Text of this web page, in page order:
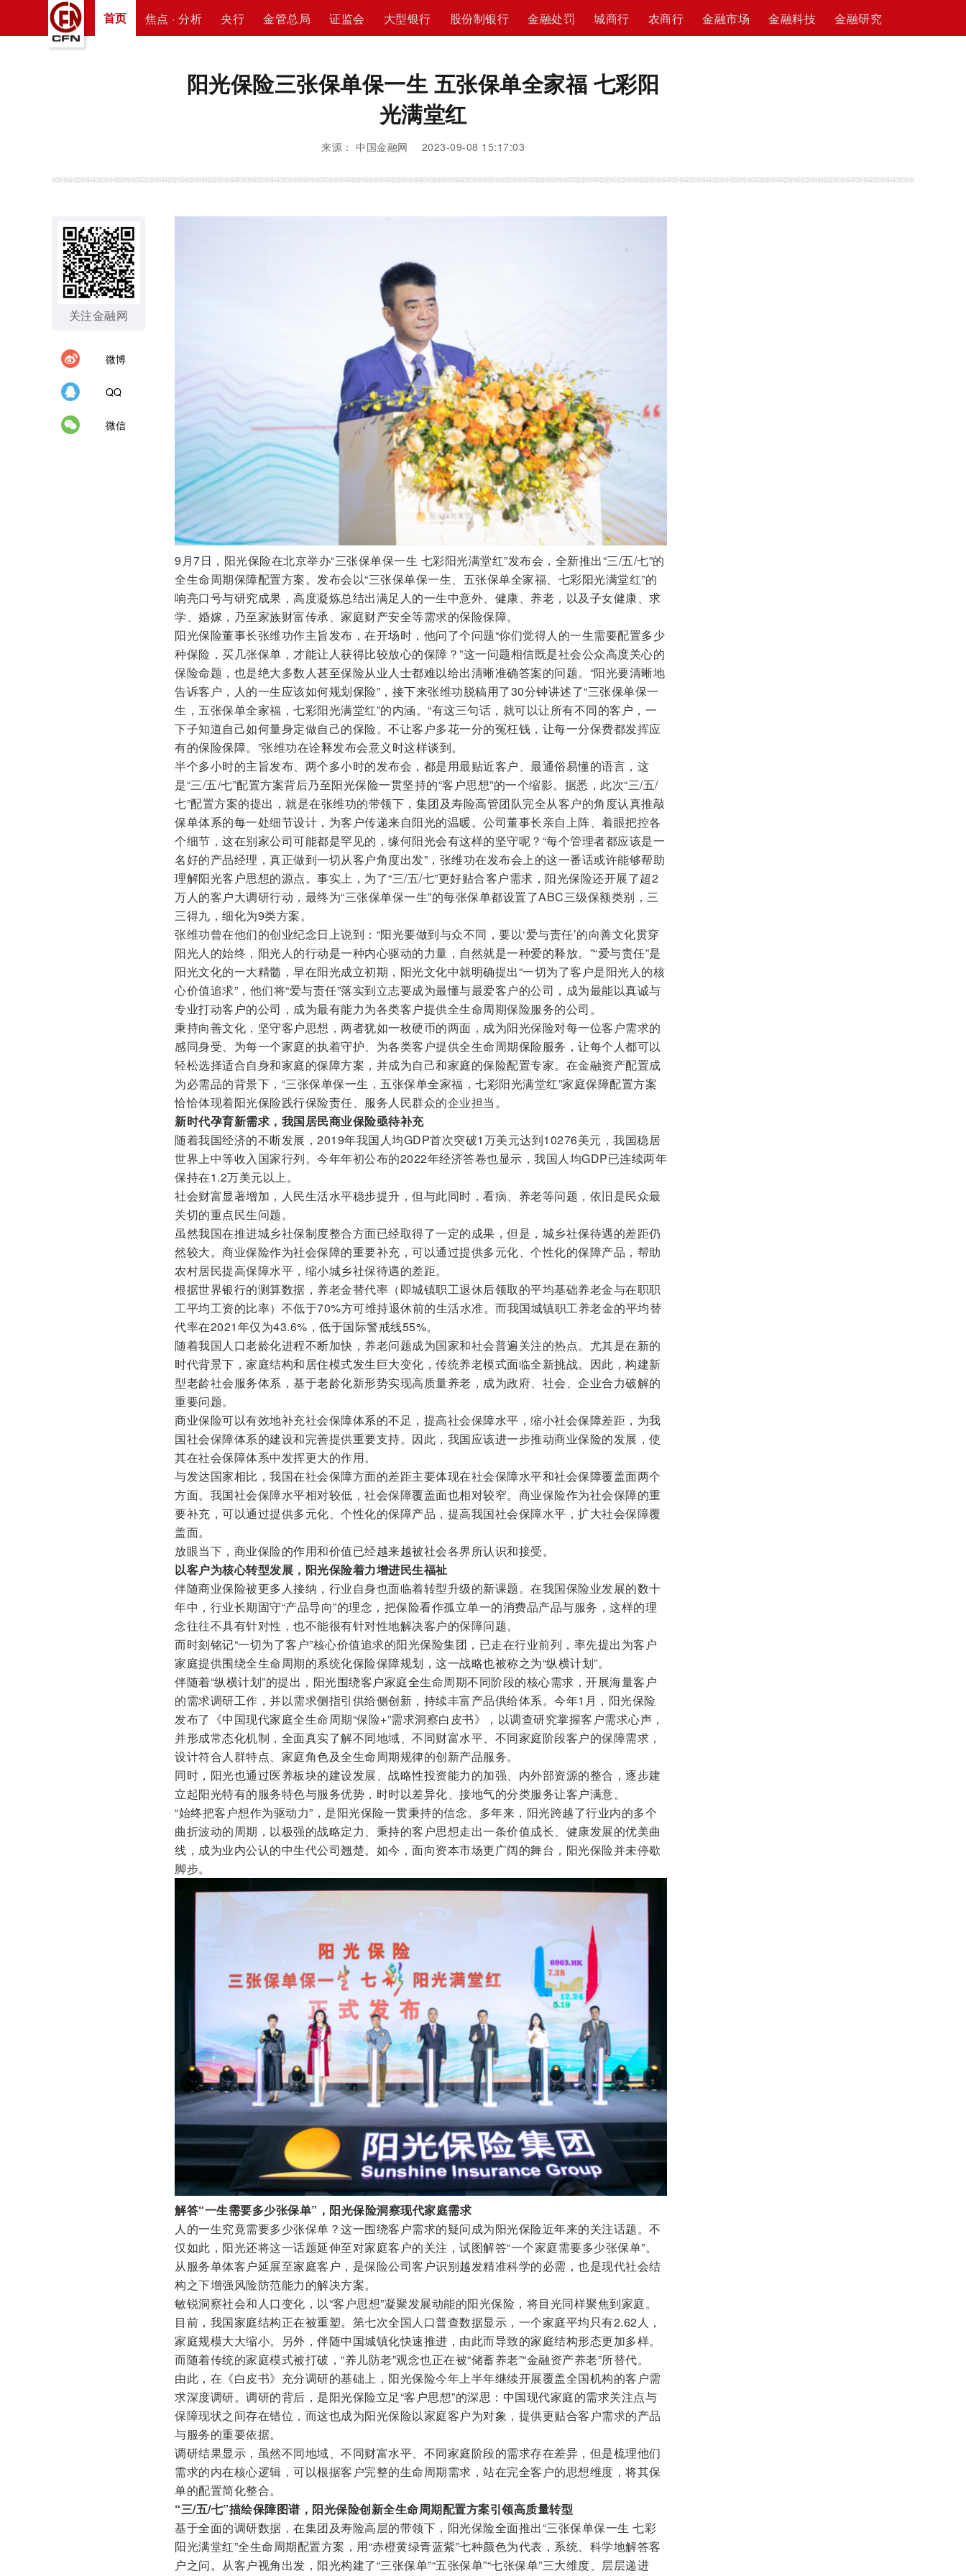
首页 焦点 · 分析 央行 金管总局 证监会 大型银行 股份制银行 金融处罚 城商行 农商行 金融市场 金融科技 金融研究
阳光保险三张保单保一生 五张保单全家福 七彩阳
光满堂红
来源： 中国金融网 2023-09-08 15:17:03
关注金融网
微博
QQ
微信
9月7日，阳光保险在北京举办“三张保单保一生 七彩阳光满堂红”发布会，全新推出“三/五/七”的
全生命周期保障配置方案。发布会以“三张保单保一生、五张保单全家福、七彩阳光满堂红”的
响亮口号与研究成果，高度凝炼总结出满足人的一生中意外、健康、养老，以及子女健康、求
学、婚嫁，乃至家族财富传承、家庭财产安全等需求的保险保障。
阳光保险董事长张维功作主旨发布，在开场时，他问了个问题“你们觉得人的一生需要配置多少
种保险，买几张保单，才能让人获得比较放心的保障？”这一问题相信既是社会公众高度关心的
保险命题，也是绝大多数人甚至保险从业人士都难以给出清晰准确答案的问题。“阳光要清晰地
告诉客户，人的一生应该如何规划保险”，接下来张维功脱稿用了30分钟讲述了“三张保单保一
生，五张保单全家福，七彩阳光满堂红”的内涵。“有这三句话，就可以让所有不同的客户，一
下子知道自己如何量身定做自己的保险。不让客户多花一分的冤枉钱，让每一分保费都发挥应
有的保险保障。”张维功在诠释发布会意义时这样谈到。
半个多小时的主旨发布、两个多小时的发布会，都是用最贴近客户、最通俗易懂的语言，这
是“三/五/七”配置方案背后乃至阳光保险一贯坚持的“客户思想”的一个缩影。据悉，此次“三/五/
七”配置方案的提出，就是在张维功的带领下，集团及寿险高管团队完全从客户的角度认真推敲
保单体系的每一处细节设计，为客户传递来自阳光的温暖。公司董事长亲自上阵、着眼把控各
个细节，这在别家公司可能都是罕见的，缘何阳光会有这样的坚守呢？“每个管理者都应该是一
名好的产品经理，真正做到一切从客户角度出发”，张维功在发布会上的这一番话或许能够帮助
理解阳光客户思想的源点。事实上，为了“三/五/七”更好贴合客户需求，阳光保险还开展了超2
万人的客户大调研行动，最终为“三张保单保一生”的每张保单都设置了ABC三级保额类别，三
三得九，细化为9类方案。
张维功曾在他们的创业纪念日上说到：“阳光要做到与众不同，要以‘爱与责任’的向善文化贯穿
阳光人的始终，阳光人的行动是一种内心驱动的力量，自然就是一种爱的释放。”“爱与责任”是
阳光文化的一大精髓，早在阳光成立初期，阳光文化中就明确提出“一切为了客户是阳光人的核
心价值追求”，他们将“爱与责任”落实到立志要成为最懂与最爱客户的公司，成为最能以真诚与
专业打动客户的公司，成为最有能力为各类客户提供全生命周期保险服务的公司。
秉持向善文化，坚守客户思想，两者犹如一枚硬币的两面，成为阳光保险对每一位客户需求的
感同身受、为每一个家庭的执着守护、为各类客户提供全生命周期保险服务，让每个人都可以
轻松选择适合自身和家庭的保障方案，并成为自己和家庭的保险配置专家。在金融资产配置成
为必需品的背景下，“三张保单保一生，五张保单全家福，七彩阳光满堂红”家庭保障配置方案
恰恰体现着阳光保险践行保险责任、服务人民群众的企业担当。
新时代孕育新需求，我国居民商业保险亟待补充
随着我国经济的不断发展，2019年我国人均GDP首次突破1万美元达到10276美元，我国稳居
世界上中等收入国家行列。今年年初公布的2022年经济答卷也显示，我国人均GDP已连续两年
保持在1.2万美元以上。
社会财富显著增加，人民生活水平稳步提升，但与此同时，看病、养老等问题，依旧是民众最
关切的重点民生问题。
虽然我国在推进城乡社保制度整合方面已经取得了一定的成果，但是，城乡社保待遇的差距仍
然较大。商业保险作为社会保障的重要补充，可以通过提供多元化、个性化的保障产品，帮助
农村居民提高保障水平，缩小城乡社保待遇的差距。
根据世界银行的测算数据，养老金替代率（即城镇职工退休后领取的平均基础养老金与在职职
工平均工资的比率）不低于70%方可维持退休前的生活水准。而我国城镇职工养老金的平均替
代率在2021年仅为43.6%，低于国际警戒线55%。
随着我国人口老龄化进程不断加快，养老问题成为国家和社会普遍关注的热点。尤其是在新的
时代背景下，家庭结构和居住模式发生巨大变化，传统养老模式面临全新挑战。因此，构建新
型老龄社会服务体系，基于老龄化新形势实现高质量养老，成为政府、社会、企业合力破解的
重要问题。
商业保险可以有效地补充社会保障体系的不足，提高社会保障水平，缩小社会保障差距，为我
国社会保障体系的建设和完善提供重要支持。因此，我国应该进一步推动商业保险的发展，使
其在社会保障体系中发挥更大的作用。
与发达国家相比，我国在社会保障方面的差距主要体现在社会保障水平和社会保障覆盖面两个
方面。我国社会保障水平相对较低，社会保障覆盖面也相对较窄。商业保险作为社会保障的重
要补充，可以通过提供多元化、个性化的保障产品，提高我国社会保障水平，扩大社会保障覆
盖面。
放眼当下，商业保险的作用和价值已经越来越被社会各界所认识和接受。
以客户为核心转型发展，阳光保险着力增进民生福祉
伴随商业保险被更多人接纳，行业自身也面临着转型升级的新课题。在我国保险业发展的数十
年中，行业长期固守“产品导向”的理念，把保险看作孤立单一的消费品产品与服务，这样的理
念往往不具有针对性，也不能很有针对性地解决客户的保障问题。
而时刻铭记“一切为了客户”核心价值追求的阳光保险集团，已走在行业前列，率先提出为客户
家庭提供围绕全生命周期的系统化保险保障规划，这一战略也被称之为“纵横计划”。
伴随着“纵横计划”的提出，阳光围绕客户家庭全生命周期不同阶段的核心需求，开展海量客户
的需求调研工作，并以需求侧指引供给侧创新，持续丰富产品供给体系。今年1月，阳光保险
发布了《中国现代家庭全生命周期“保险+”需求洞察白皮书》，以调查研究掌握客户需求心声，
并形成常态化机制，全面真实了解不同地域、不同财富水平、不同家庭阶段客户的保障需求，
设计符合人群特点、家庭角色及全生命周期规律的创新产品服务。
同时，阳光也通过医养板块的建设发展、战略性投资能力的加强、内外部资源的整合，逐步建
立起阳光特有的服务特色与服务优势，时时以差异化、接地气的分类服务让客户满意。
“始终把客户想作为驱动力”，是阳光保险一贯秉持的信念。多年来，阳光跨越了行业内的多个
曲折波动的周期，以极强的战略定力、秉持的客户思想走出一条价值成长、健康发展的优美曲
线，成为业内公认的中生代公司翘楚。如今，面向资本市场更广阔的舞台，阳光保险并未停歇
脚步。
解答“一生需要多少张保单”，阳光保险洞察现代家庭需求
人的一生究竟需要多少张保单？这一围绕客户需求的疑问成为阳光保险近年来的关注话题。不
仅如此，阳光还将这一话题延伸至对家庭客户的关注，试图解答“一个家庭需要多少张保单”。
从服务单体客户延展至家庭客户，是保险公司客户识别越发精准科学的必需，也是现代社会结
构之下增强风险防范能力的解决方案。
敏锐洞察社会和人口变化，以“客户思想”凝聚发展动能的阳光保险，将目光同样聚焦到家庭。
目前，我国家庭结构正在被重塑。第七次全国人口普查数据显示，一个家庭平均只有2.62人，
家庭规模大大缩小。另外，伴随中国城镇化快速推进，由此而导致的家庭结构形态更加多样。
而随着传统的家庭模式被打破，“养儿防老”观念也正在被“储蓄养老”“金融资产养老”所替代。
由此，在《白皮书》充分调研的基础上，阳光保险今年上半年继续开展覆盖全国机构的客户需
求深度调研。调研的背后，是阳光保险立足“客户思想”的深思：中国现代家庭的需求关注点与
保障现状之间存在错位，而这也成为阳光保险以家庭客户为对象，提供更贴合客户需求的产品
与服务的重要依据。
调研结果显示，虽然不同地域、不同财富水平、不同家庭阶段的需求存在差异，但是梳理他们
需求的内在核心逻辑，可以根据客户完整的生命周期需求，站在完全客户的思想维度，将其保
单的配置简化整合。
“三/五/七”描绘保障图谱，阳光保险创新全生命周期配置方案引领高质量转型
基于全面的调研数据，在集团及寿险高层的带领下，阳光保险全面推出“三张保单保一生 七彩
阳光满堂红”全生命周期配置方案，用“赤橙黄绿青蓝紫”七种颜色为代表，系统、科学地解答客
户之问。从客户视角出发，阳光构建了“三张保单”“五张保单”“七张保单”三大维度、层层递进